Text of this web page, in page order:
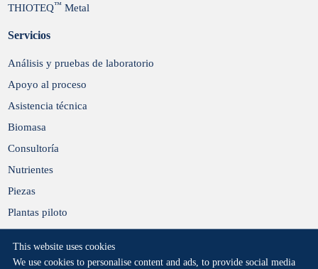
This website uses cookies
We use cookies to personalise content and ads, to provide social media
THIOTEQ™ Metal
Servicios
Análisis y pruebas de laboratorio
Apoyo al proceso
Asistencia técnica
Biomasa
Consultoría
Nutrientes
Piezas
Plantas piloto
Rebuilds